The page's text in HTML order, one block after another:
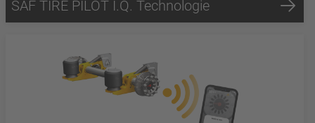
SAF TIRE PILOT I.Q. Technologie